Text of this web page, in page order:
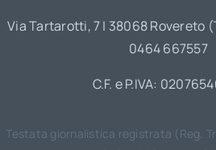
Via Tartarotti, 7 | 38068 Rovereto
0464 667557
C.F. e P.IVA:
Testata giornalistica registrata (Reg.